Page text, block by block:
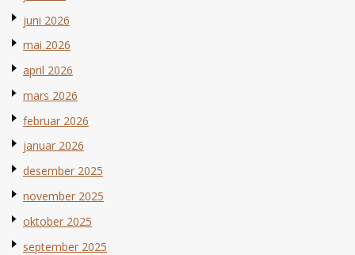
juni 2026
mai 2026
april 2026
mars 2026
februar 2026
januar 2026
desember 2025
november 2025
oktober 2025
september 2025